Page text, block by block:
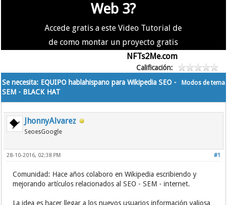
Web 3?
Accede gratis a este Video Tutorial de
de como montar un proyecto gratis
NFTs2Me.com
Calificación:
Modos de tema
Se necesita: EQUIPO hablahispano para Wikipedia SEO -
SEM - BLACK HAT
JhonnyAlvarez
SeoesGoogle
#1
28-10-2016, 02:38 PM
Comunidad: Hace años colaboro en Wikipedia escribiendo y
mejorando artículos relacionados al SEO - SEM - internet.
La idea es hacer llegar a los nuevos usuarios información valiosa